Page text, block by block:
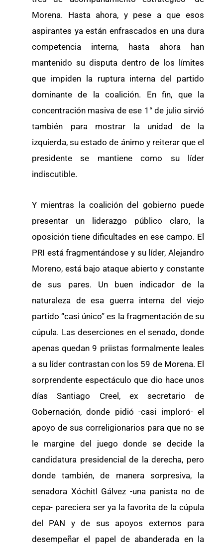
Morena. Hasta ahora, y pese a que esos
aspirantes ya están enfrascados en una dura
competencia interna, hasta ahora han
mantenido su disputa dentro de los límites
que impiden la ruptura interna del partido
dominante de la coalición. En fin, que la
concentración masiva de ese 1° de julio sirvió
también para mostrar la unidad de la
izquierda, su estado de ánimo y reiterar que el
presidente se mantiene como su líder
indiscutible.
Y mientras la coalición del gobierno puede
presentar un liderazgo público claro, la
oposición tiene dificultades en ese campo. El
PRI está fragmentándose y su líder, Alejandro
Moreno, está bajo ataque abierto y constante
de sus pares. Un buen indicador de la
naturaleza de esa guerra interna del viejo
partido “casi único” es la fragmentación de su
cúpula. Las deserciones en el senado, donde
apenas quedan 9 priistas formalmente leales
a su líder contrastan con los 59 de Morena. El
sorprendente espectáculo que dio hace unos
días Santiago Creel, ex secretario de
Gobernación, donde pidió -casi imploró- el
apoyo de sus correligionarios para que no se
le margine del juego donde se decide la
candidatura presidencial de la derecha, pero
donde también, de manera sorpresiva, la
senadora Xóchitl Gálvez -una panista no de
cepa- pareciera ser ya la favorita de la cúpula
del PAN y de sus apoyos externos para
desempeñar el papel de abanderada en la